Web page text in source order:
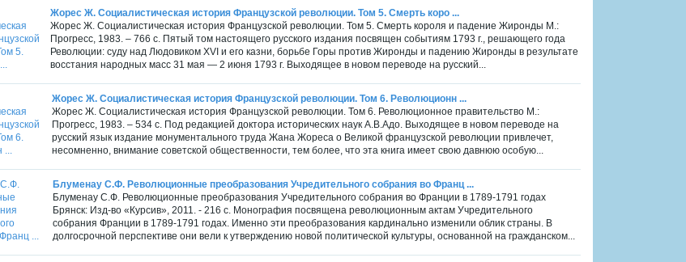
Жорес Ж. Социалистическая история Французской революции. Том 5. Смерть коро ...
Жорес Ж. Социалистическая история Французской революции. Том 5. Смерть короля и падение Жиронды М.:
Прогресс, 1983. – 766 с. Пятый том настоящего русского издания посвящен событиям 1793 г., решающего года
Революции: суду над Людовиком XVI и его казни, борьбе Горы против Жиронды и падению Жиронды в результате
восстания народных масс 31 мая — 2 июня 1793 г. Выходящее в новом переводе на русский...
Жорес Ж. Социалистическая история Французской революции. Том 6. Революционн ...
Жорес Ж. Социалистическая история Французской революции. Том 6. Революционное правительство М.:
Прогресс, 1983. – 534 с. Под редакцией доктора исторических наук А.В.Адо. Выходящее в новом переводе на
русский язык издание монументального труда Жана Жореса о Великой французской революции привлечет,
несомненно, внимание советской общественности, тем более, что эта книга имеет свою давнюю особую...
Блуменау С.Ф. Революционные преобразования Учредительного собрания во Франц ...
Блуменау С.Ф. Революционные преобразования Учредительного собрания во Франции в 1789-1791 годах
Брянск: Изд-во «Курсив», 2011. - 216 с. Монография посвящена революционным актам Учреди­тельного
собрания Франции в 1789-1791 годах. Именно эти преобразования кардинально изменили облик страны. В
долго­срочной перспективе они вели к утверждению новой политической культуры, основанной на гражданском...